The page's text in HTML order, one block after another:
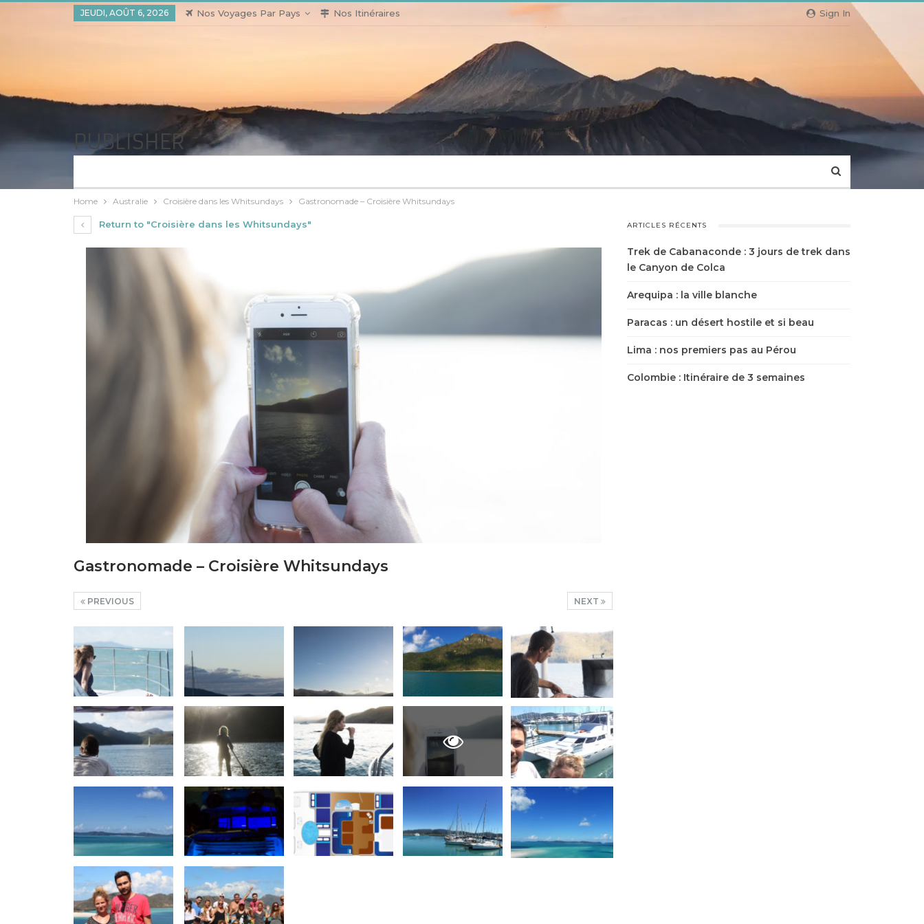
Sign In
JEUDI, AOÛT 6, 2026 Nos Voyages Par Pays Nos Itinéraires
PUBLISHER
Home Australie Croisière dans les Whitsundays Gastronomade – Croisière Whitsundays
Return to "Croisière dans les Whitsundays"
Gastronomade – Croisière Whitsundays
NEXT
PREVIOUS
ARTICLES RÉCENTS
Trek de Cabanaconde : 3 jours de trek dans
le Canyon de Colca
Arequipa : la ville blanche
Paracas : un désert hostile et si beau
Lima : nos premiers pas au Pérou
Colombie : Itinéraire de 3 semaines